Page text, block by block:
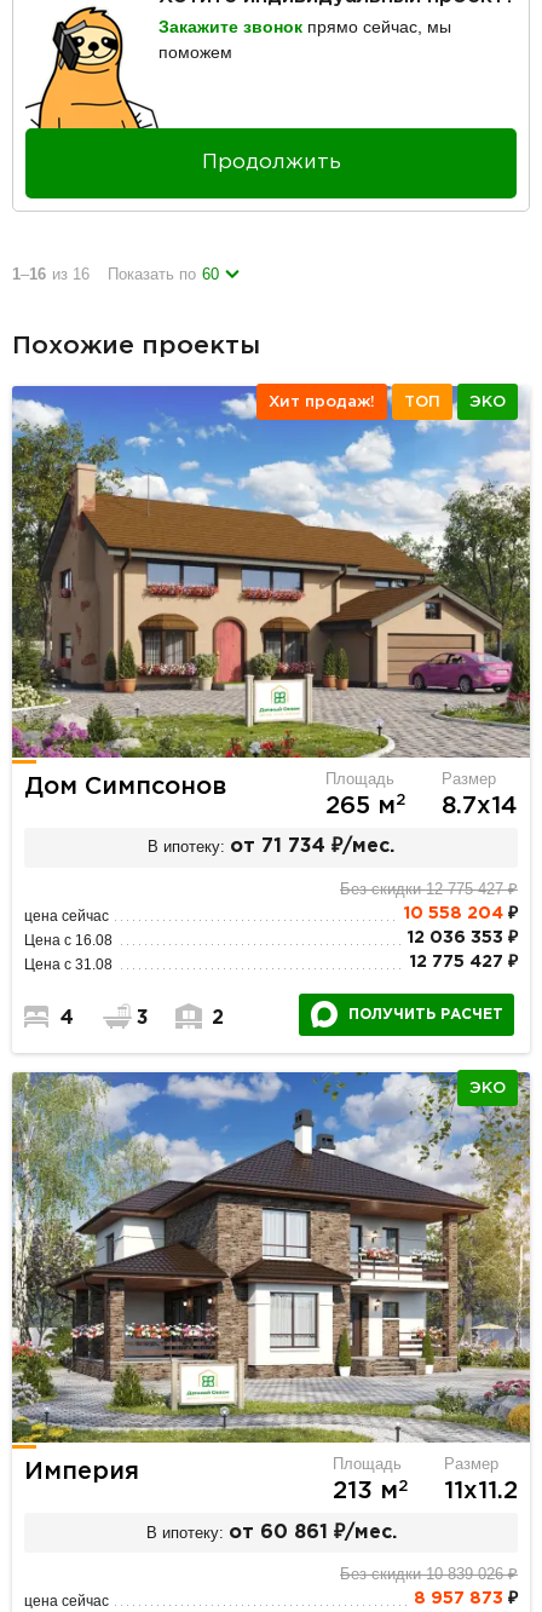
Закажите звонок прямо сейчас, мы
поможем
Продолжить
1–16 из 16 Показать по 60
Похожие проекты
Хит продаж! ТОП ЭКО
Дом Симпсонов Площадь
265 м2
Размер
8.7х14
В ипотеку: от 71 734 ₽/мес.
Без скидки 12 775 427 ₽
цена сейчас 10 558 204₽
Цена с 16.08 12 036 353 ₽
Цена с 31.08 12 775 427 ₽
4 3 2 ПОЛУЧИТЬ РАСЧЕТ
ЭКО
Империя Площадь
213 м2
Размер
11х11.2
В ипотеку: от 60 861 ₽/мес.
Без скидки 10 839 026 ₽
цена сейчас 8 957 873 ₽